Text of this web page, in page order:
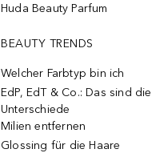
Huda Beauty Parfum
BEAUTY TRENDS
Welcher Farbtyp bin ich
EdP, EdT & Co.: Das sind die
Unterschiede
Milien entfernen
Glossing für die Haare